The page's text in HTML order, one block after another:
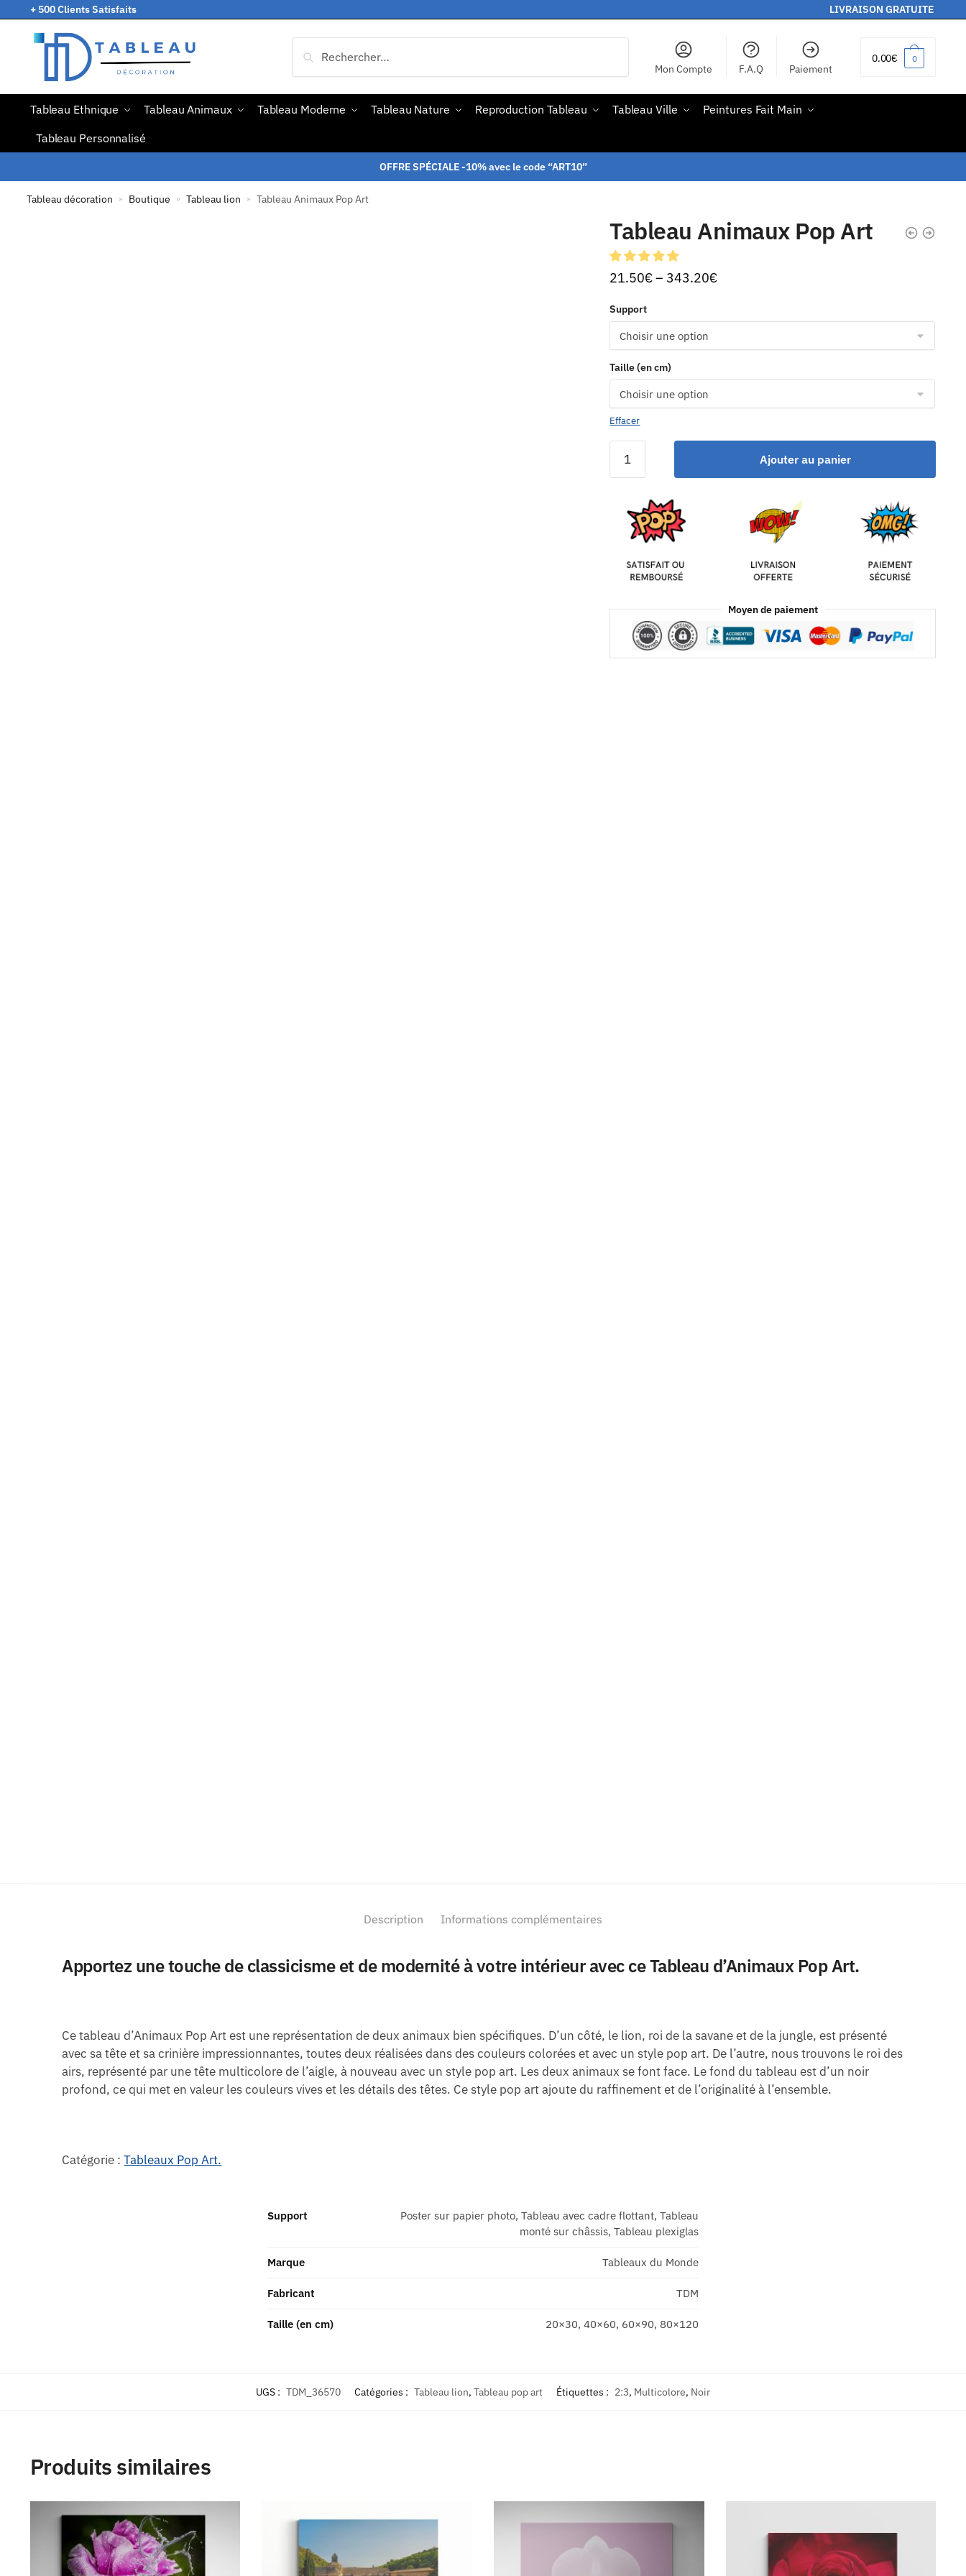
+ 500 Clients Satisfaits LIVRAISON GRATUITE
Mon Compte F.A.Q Paiement
0.00€ 0
Tableau Ethnique Tableau Animaux Tableau Moderne Tableau Nature Reproduction Tableau Tableau Ville
Peintures Fait Main
Tableau Personnalisé
OFFRE SPÉCIALE -10% avec le code “ART10”
Tableau décoration » Boutique » Tableau lion » Tableau Animaux Pop Art
Tableau Animaux Pop Art
21.50€– 343.20€
Support
Taille (en cm)
Effacer
Ajouter au panier
Moyen de paiement
Description Informations complémentaires
Apportez une touche de classicisme et de modernité à votre intérieur avec ce Tableau d’Animaux Pop Art.
Ce tableau d’Animaux Pop Art est une représentation de deux animaux bien spécifiques. D’un côté, le lion, roi de la savane et de la jungle, est présenté
avec sa tête et sa crinière impressionnantes, toutes deux réalisées dans des couleurs colorées et avec un style pop art. De l’autre, nous trouvons le roi des
airs, représenté par une tête multicolore de l’aigle, à nouveau avec un style pop art. Les deux animaux se font face. Le fond du tableau est d’un noir
profond, ce qui met en valeur les couleurs vives et les détails des têtes. Ce style pop art ajoute du raffinement et de l’originalité à l’ensemble.
Catégorie :Tableaux Pop Art.
Support
Poster sur papier photo, Tableau avec cadre flottant, Tableau
monté sur châssis, Tableau plexiglas
Marque Tableaux du Monde
Fabricant TDM
Taille (en cm) 20×30, 40×60, 60×90, 80×120
UGS : TDM_36570 Catégories : Tableau lion, Tableau pop art Étiquettes : 2:3, Multicolore, Noir
Produits similaires